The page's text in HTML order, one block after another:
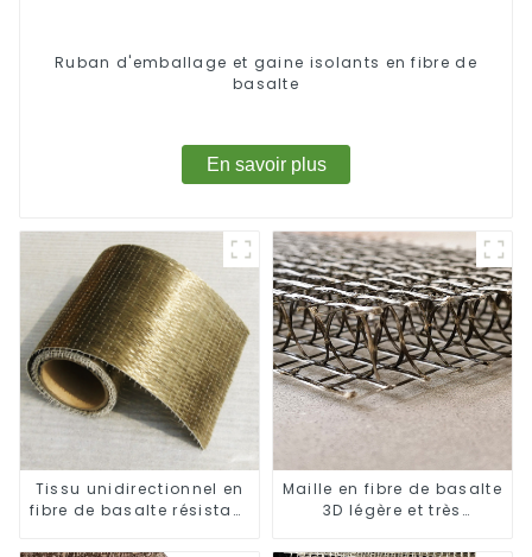
Ruban d'emballage et gaine isolants en fibre de
basalte
En savoir plus
Tissu unidirectionnel en
fibre de basalte résistant
Maille en fibre de basalte
3D légère et très